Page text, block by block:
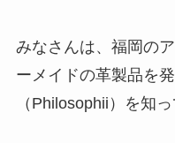
みなさんは、福岡の
ーメイドの革製品を
（Philosophii）を知